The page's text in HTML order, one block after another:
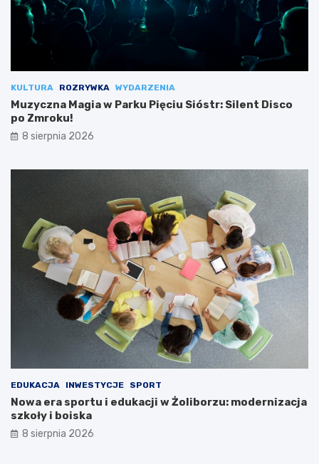
KULTURA ROZRYWKA WYDARZENIA
Muzyczna Magia w Parku Pięciu Sióstr: Silent Disco
po Zmroku!
8 sierpnia 2026
EDUKACJA INWESTYCJE SPORT
Nowa era sportu i edukacji w Żoliborzu: modernizacja
szkoły i boiska
8 sierpnia 2026